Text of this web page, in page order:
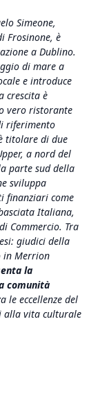
Simeone,
Frosinone, è
a Dublino.
di mare a
e introduce
crescita è
vero ristorante
riferimento
titolare di due
a nord del
parte sud della
sviluppa
finanziari come
Italiana,
Commercio. Tra
giudici della
in Merrion
la
comunità
le eccellenze del
alla vita culturale